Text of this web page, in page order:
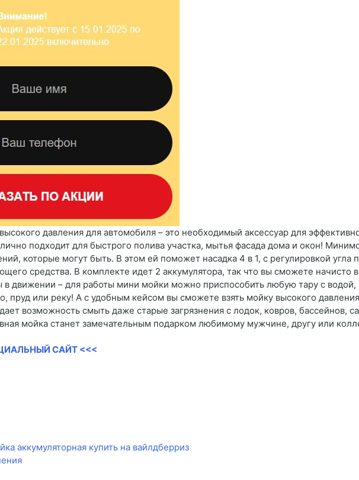
давления для автомобиля – это необходимый аксессуар для
подходит для быстрого полива участка, мытья фасада дома и окон!
которые могут быть. В этом ей поможет насадка 4 в 1, с регулировкой угла
средства. В комплекте идет 2 аккумулятора, так что вы сможете
в движении – для работы мини мойки можно приспособить любую тару с водой,
пруд или реку! А с удобным кейсом вы сможете взять мойку высокого
возможность смыть даже старые загрязнения с лодок, ковров, бассейнов,
мойка станет замечательным подарком любимому мужчине, другу или
САЙТ <<<
аккумуляторная купить на вайлдберриз